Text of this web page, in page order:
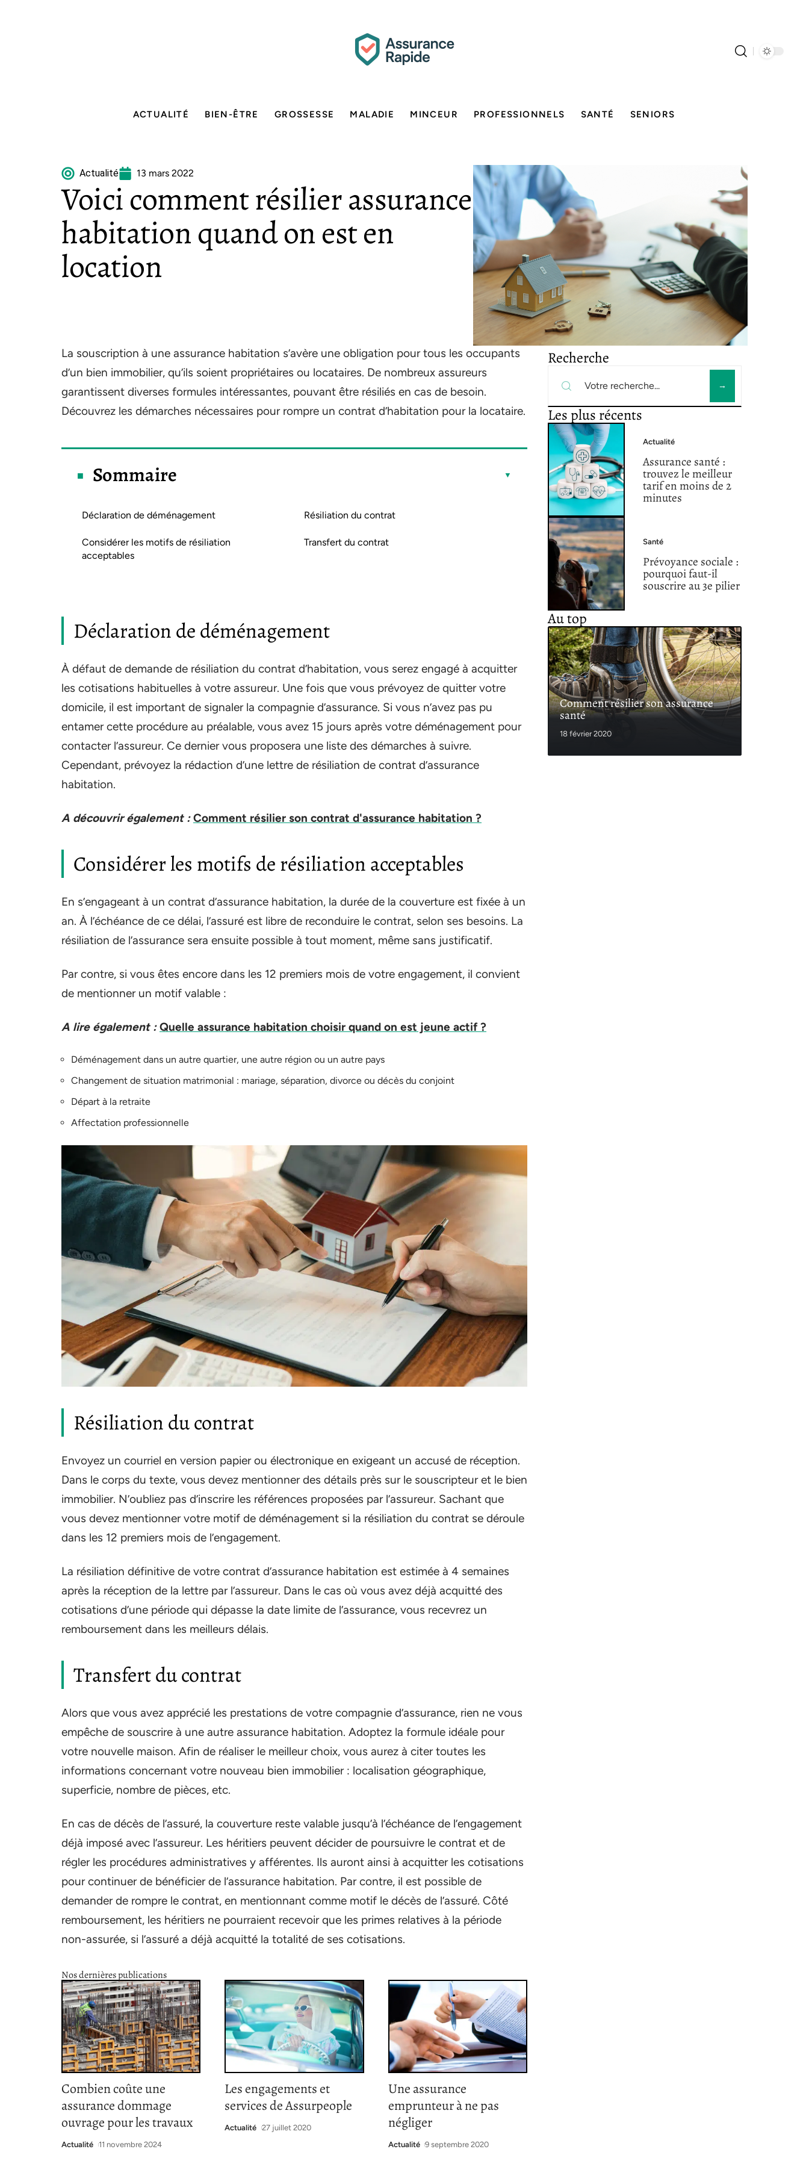
ACTUALITÉ BIEN-ÊTRE GROSSESSE MALADIE MINCEUR PROFESSIONNELS SANTÉ SENIORS
Actualité 13 mars 2022
Voici comment résilier assurance
habitation quand on est en
location
La souscription à une assurance habitation s’avère une obligation pour tous les occupants
d’un bien immobilier, qu’ils soient propriétaires ou locataires. De nombreux assureurs
garantissent diverses formules intéressantes, pouvant être résiliés en cas de besoin.
Découvrez les démarches nécessaires pour rompre un contrat d’habitation pour la locataire.
Sommaire
Déclaration de déménagement
Considérer les motifs de résiliation
acceptables
Résiliation du contrat
Transfert du contrat
Déclaration de déménagement
À défaut de demande de résiliation du contrat d’habitation, vous serez engagé à acquitter
les cotisations habituelles à votre assureur. Une fois que vous prévoyez de quitter votre
domicile, il est important de signaler la compagnie d’assurance. Si vous n’avez pas pu
entamer cette procédure au préalable, vous avez 15 jours après votre déménagement pour
contacter l’assureur. Ce dernier vous proposera une liste des démarches à suivre.
Cependant, prévoyez la rédaction d’une lettre de résiliation de contrat d’assurance
habitation.
A découvrir également : Comment résilier son contrat d'assurance habitation ?
Considérer les motifs de résiliation acceptables
En s’engageant à un contrat d’assurance habitation, la durée de la couverture est fixée à un
an. À l’échéance de ce délai, l’assuré est libre de reconduire le contrat, selon ses besoins. La
résiliation de l’assurance sera ensuite possible à tout moment, même sans justificatif.
Par contre, si vous êtes encore dans les 12 premiers mois de votre engagement, il convient
de mentionner un motif valable :
A lire également : Quelle assurance habitation choisir quand on est jeune actif ?
Déménagement dans un autre quartier, une autre région ou un autre pays
Changement de situation matrimonial : mariage, séparation, divorce ou décès du conjoint
Départ à la retraite
Affectation professionnelle
Résiliation du contrat
Envoyez un courriel en version papier ou électronique en exigeant un accusé de réception.
Dans le corps du texte, vous devez mentionner des détails près sur le souscripteur et le bien
immobilier. N’oubliez pas d’inscrire les références proposées par l’assureur. Sachant que
vous devez mentionner votre motif de déménagement si la résiliation du contrat se déroule
dans les 12 premiers mois de l’engagement.
La résiliation définitive de votre contrat d’assurance habitation est estimée à 4 semaines
après la réception de la lettre par l’assureur. Dans le cas où vous avez déjà acquitté des
cotisations d’une période qui dépasse la date limite de l’assurance, vous recevrez un
remboursement dans les meilleurs délais.
Transfert du contrat
Alors que vous avez apprécié les prestations de votre compagnie d’assurance, rien ne vous
empêche de souscrire à une autre assurance habitation. Adoptez la formule idéale pour
votre nouvelle maison. Afin de réaliser le meilleur choix, vous aurez à citer toutes les
informations concernant votre nouveau bien immobilier : localisation géographique,
superficie, nombre de pièces, etc.
En cas de décès de l’assuré, la couverture reste valable jusqu’à l’échéance de l’engagement
déjà imposé avec l’assureur. Les héritiers peuvent décider de poursuivre le contrat et de
régler les procédures administratives y afférentes. Ils auront ainsi à acquitter les cotisations
pour continuer de bénéficier de l’assurance habitation. Par contre, il est possible de
demander de rompre le contrat, en mentionnant comme motif le décès de l’assuré. Côté
remboursement, les héritiers ne pourraient recevoir que les primes relatives à la période
non-assurée, si l’assuré a déjà acquitté la totalité de ses cotisations.
Nos dernières publications
Combien coûte une
assurance dommage
ouvrage pour les travaux
Actualité 11 novembre 2024
Les engagements et
services de Assurpeople
Actualité 27 juillet 2020
Une assurance
emprunteur à ne pas
négliger
Actualité 9 septembre 2020
Recherche
Les plus récents
Actualité
Assurance santé :
trouvez le meilleur
tarif en moins de 2
minutes
Santé
Prévoyance sociale :
pourquoi faut-il
souscrire au 3e pilier
Au top
Comment résilier son assurance
santé
18 février 2020